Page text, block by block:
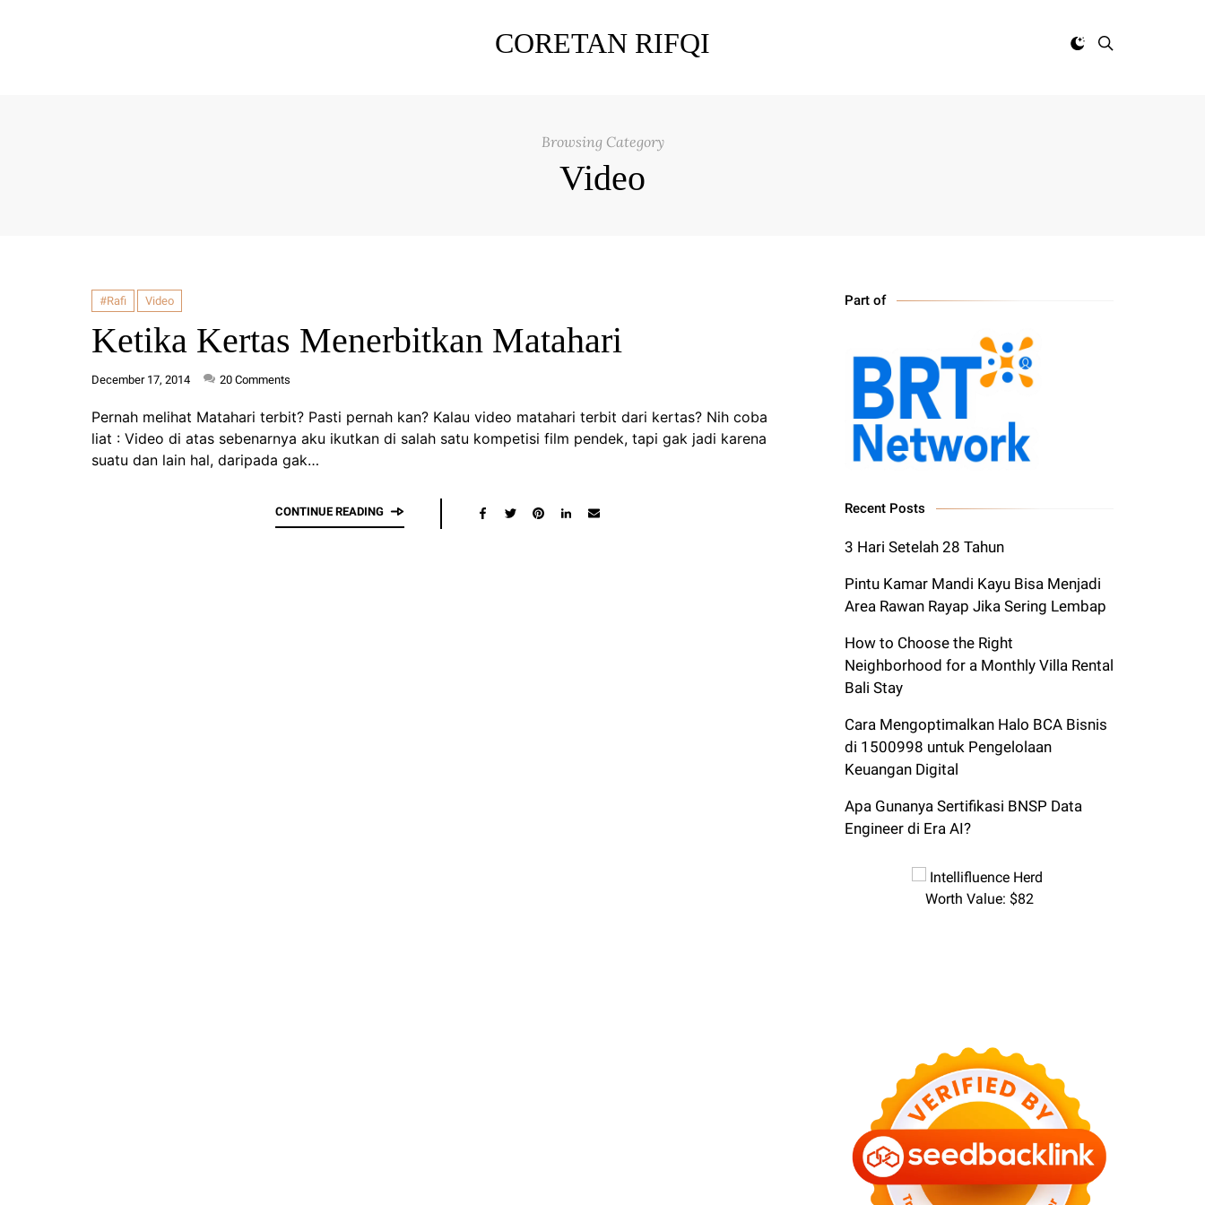
CORETAN RIFQI
Browsing Category
Video
#Rafi Video
Ketika Kertas Menerbitkan Matahari
December 17, 2014 20 Comments
Pernah melihat Matahari terbit? Pasti pernah kan? Kalau video matahari terbit dari kertas? Nih coba
liat : Video di atas sebenarnya aku ikutkan di salah satu kompetisi film pendek, tapi gak jadi karena
suatu dan lain hal, daripada gak…
CONTINUE READING
Part of
Recent Posts
3 Hari Setelah 28 Tahun
Pintu Kamar Mandi Kayu Bisa Menjadi
Area Rawan Rayap Jika Sering Lembap
How to Choose the Right
Neighborhood for a Monthly Villa Rental
Bali Stay
Cara Mengoptimalkan Halo BCA Bisnis
di 1500998 untuk Pengelolaan
Keuangan Digital
Apa Gunanya Sertifikasi BNSP Data
Engineer di Era AI?